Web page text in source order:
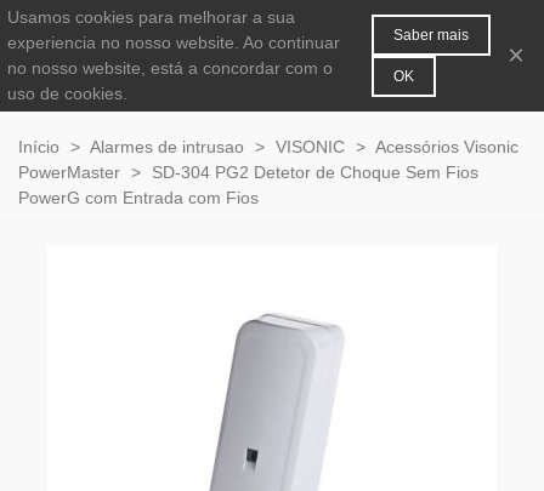
0
Início > Alarmes de intrusao > VISONIC > Acessórios Visonic
PowerMaster >
SD-304 PG2 Detetor de Choque Sem Fios
PowerG com Entrada com Fios
Usamos cookies para melhorar a sua
experiencia no nosso website. Ao continuar
no nosso website, está a concordar com o
uso de cookies.
Saber mais
OK
×